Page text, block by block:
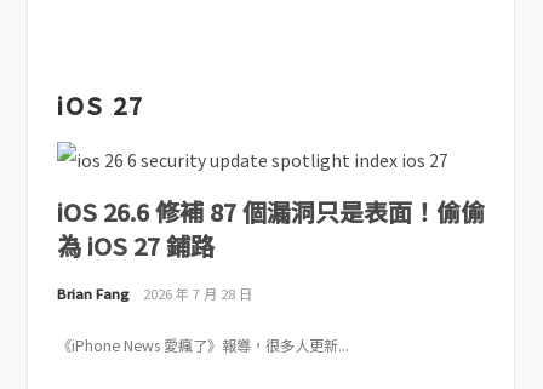
iOS 27
iOS 26.6 修補 87 個漏洞只是表面！偷偷
為 iOS 27 鋪路
Brian Fang 2026 年 7 月 28 日
《iPhone News 愛瘋了》報導，很多人更新...